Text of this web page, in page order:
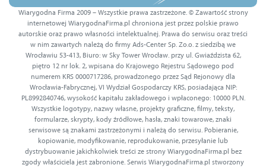
Wiarygodna Firma 2009 – Wszystkie prawa zastrzeżone. © Zawartość strony
internetowej WiarygodnaFirma.pl chroniona jest przez polskie prawo
autorskie oraz prawo własności intelektualnej. Prawa do serwisu oraz treści
w nim zawartych należą do firmy Ads-Center Sp. Zo.o. z siedzibą we
Wrocławiu 53-413, Biuro: w Sky Tower Wrocław. przy ul. Gwiaździsta 62,
piętro 12 nr lok. 2, wpisana do Krajowego Rejestru Sądowego pod
numerem KRS 0000717286, prowadzonego przez Sąd Rejonowy dla
Wrocławia-Fabrycznej, VI Wydział Gospodarczy KRS, posiadająca NIP:
PL8992840746, wysokość kapitału zakładowego i wpłaconego: 10000 PLN.
Wszystkie logotypy, nazwy własne, projekty graficzne, filmy, teksty,
formularze, skrypty, kody źródłowe, hasła, znaki towarowe, znaki
serwisowe są znakami zastrzeżonymi i należą do serwisu. Pobieranie,
kopiowanie, modyfikowanie, reprodukowanie, przesyłanie lub
dystrybuowanie jakichkolwiek treści ze strony WiarygodnaFirma.pl bez
zgody właściciela jest zabronione. Serwis WiarygodnaFirma.pl stworzony